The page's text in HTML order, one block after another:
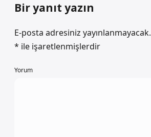
Bir yanıt yazın
E-posta adresiniz yayınlanmayacak.
* ile işaretlenmişlerdir
Yorum